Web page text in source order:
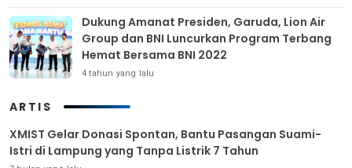
Dukung Amanat Presiden, Garuda, Lion Air
Group dan BNI Luncurkan Program Terbang
Hemat Bersama BNI 2022
4 tahun yang lalu
ARTIS
XMIST Gelar Donasi Spontan, Bantu Pasangan Suami-
Istri di Lampung yang Tanpa Listrik 7 Tahun